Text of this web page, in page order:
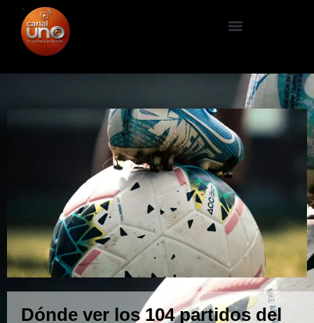
Dónde ver los 104 partidos del